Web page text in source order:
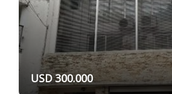
USD 300.000